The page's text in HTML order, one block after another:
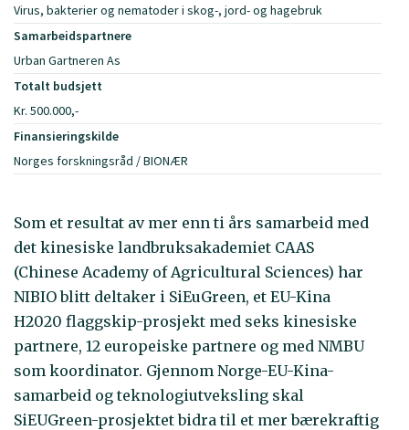
Virus, bakterier og nematoder i skog-, jord- og hagebruk
Samarbeidspartnere
Urban Gartneren As
Totalt budsjett
Kr. 500.000,-
Finansieringskilde
Norges forskningsråd / BIONÆR
Som et resultat av mer enn ti års samarbeid med
det kinesiske landbruksakademiet CAAS
(Chinese Academy of Agricultural Sciences) har
NIBIO blitt deltaker i SiEuGreen, et EU-Kina
H2020 flaggskip-prosjekt med seks kinesiske
partnere, 12 europeiske partnere og med NMBU
som koordinator. Gjennom Norge-EU-Kina-
samarbeid og teknologiutveksling skal
SiEUGreen-prosjektet bidra til et mer bærekraftig